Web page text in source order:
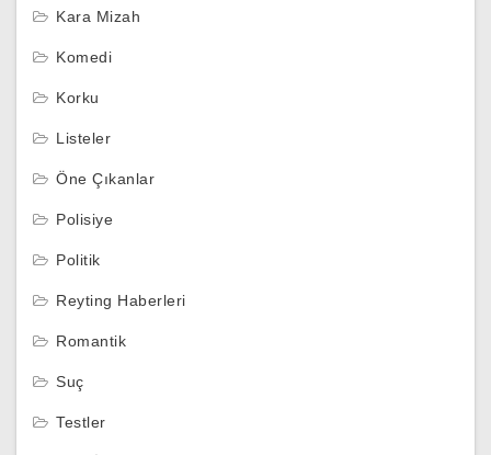
Kara Mizah
Komedi
Korku
Listeler
Öne Çıkanlar
Polisiye
Politik
Reyting Haberleri
Romantik
Suç
Testler